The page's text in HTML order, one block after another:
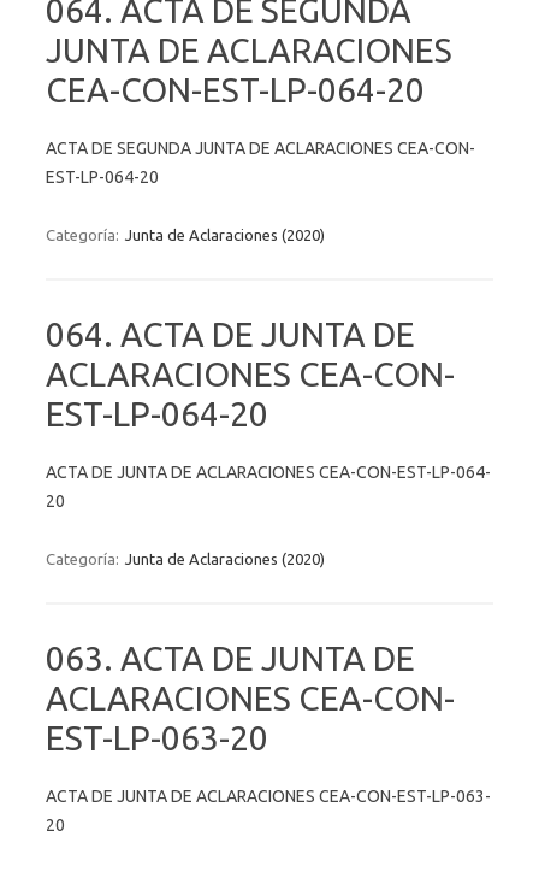
064. ACTA DE SEGUNDA
JUNTA DE ACLARACIONES
CEA-CON-EST-LP-064-20
ACTA DE SEGUNDA JUNTA DE ACLARACIONES CEA-CON-
EST-LP-064-20
Categoría: Junta de Aclaraciones (2020)
064. ACTA DE JUNTA DE
ACLARACIONES CEA-CON-
EST-LP-064-20
ACTA DE JUNTA DE ACLARACIONES CEA-CON-EST-LP-064-
20
Categoría: Junta de Aclaraciones (2020)
063. ACTA DE JUNTA DE
ACLARACIONES CEA-CON-
EST-LP-063-20
ACTA DE JUNTA DE ACLARACIONES CEA-CON-EST-LP-063-
20